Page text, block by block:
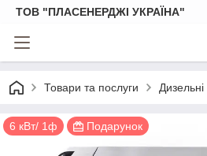
ТОВ "ПЛАСЕНЕРДЖІ УКРАЇНА"
Товари та послуги Дизельні
6 кВт/ 1ф Подарунок